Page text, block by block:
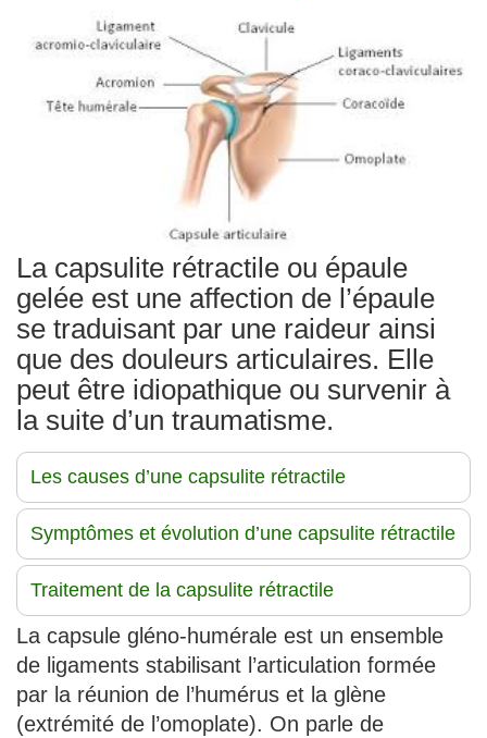
Traitements
La capsulite rétractile ou épaule
gelée est une affection de l’épaule
se traduisant par une raideur ainsi
que des douleurs articulaires. Elle
peut être idiopathique ou survenir à
la suite d’un traumatisme.
Les causes d’une capsulite rétractile
Symptômes et évolution d’une capsulite rétractile
Traitement de la capsulite rétractile
La capsule gléno-humérale est un ensemble
de ligaments stabilisant l’articulation formée
par la réunion de l’humérus et la glène
(extrémité de l’omoplate). On parle de